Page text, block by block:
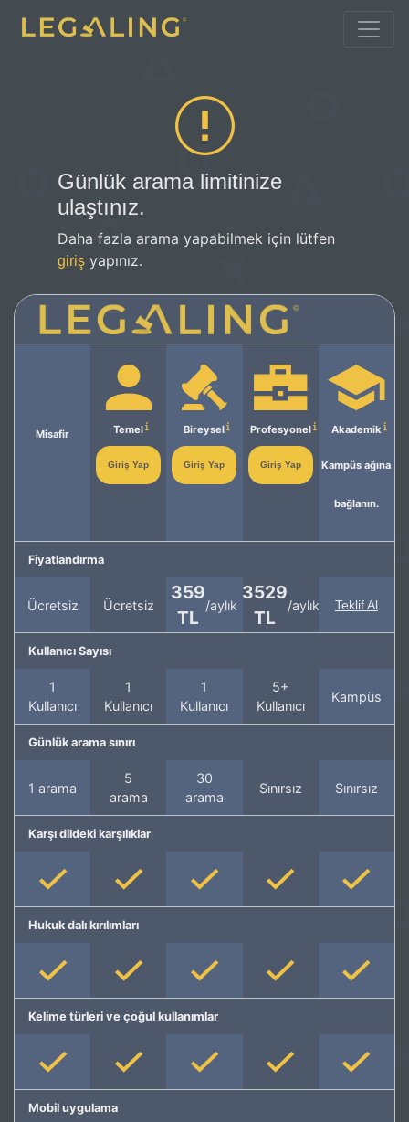
Günlük arama limitinize
ulaştınız.
Daha fazla arama yapabilmek için lütfen
giriş yapınız.
Misafir Temel
Giriş Yap
Bireysel
Giriş Yap
Profesyonel
Giriş Yap
Akademik
Kampüs ağına
bağlanın.
Fiyatlandırma
Ücretsiz Ücretsiz
359
TL
/aylık
3529
TL
/aylık Teklif Al
Kullanıcı Sayısı
1
Kullanıcı
1
Kullanıcı
1
Kullanıcı
5+
Kullanıcı
Kampüs
Günlük arama sınırı
1 arama
5
arama
30
arama
Sınırsız Sınırsız
Karşı dildeki karşılıklar
Hukuk dalı kırılımları
Kelime türleri ve çoğul kullanımlar
Mobil uygulama